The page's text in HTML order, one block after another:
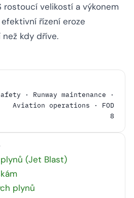
rostoucí velikostí a výkonem
řízení eroze
kdy dříve.
· Runway maintenance ·
Aviation operations · FOD
8
(Jet Blast)
plynů